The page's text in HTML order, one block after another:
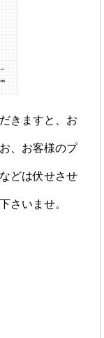
きますと、お
、お客様のプ
どは伏せさせ
さいませ。